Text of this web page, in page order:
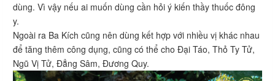
dùng. Vì vậy nếu ai muốn dùng cần hỏi ý kiến thầy thuốc đông
y.
Ngoài ra Ba Kích cũng nên dùng kết hợp với nhiều vị khác nhau
để tăng thêm công dụng, cũng có thể cho Đại Táo, Thỏ Ty Tử,
Ngũ Vị Tử, Đẳng Sâm, Đương Quy.